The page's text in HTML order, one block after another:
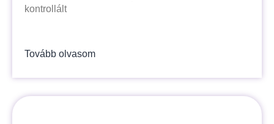
kontrollált
Tovább olvasom